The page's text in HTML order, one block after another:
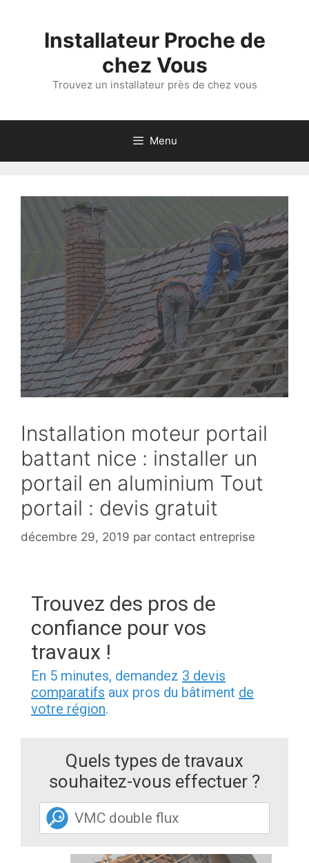
Installateur Proche de
chez Vous
Trouvez un installateur près de chez vous
Menu
Installation moteur portail
battant nice : installer un
portail en aluminium Tout
portail : devis gratuit
décembre 29, 2019 par contact entreprise
Trouvez des pros de
confiance pour vos
travaux !
En 5 minutes, demandez 3 devis
comparatifs aux pros du bâtiment de
votre région.
Quels types de travaux
souhaitez-vous effectuer ?